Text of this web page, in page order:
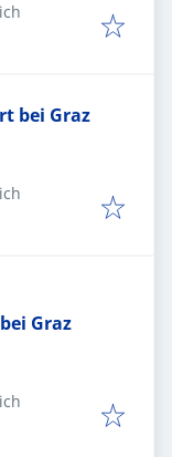
bei Graz
Graz